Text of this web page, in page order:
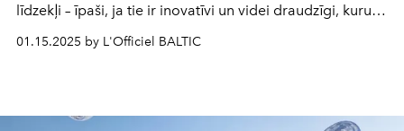
līdzekļi – īpaši, ja tie ir inovatīvi un videi draudzīgi, kuru
lielisku rezultātu.
01.15.2025 by L'Officiel BALTIC